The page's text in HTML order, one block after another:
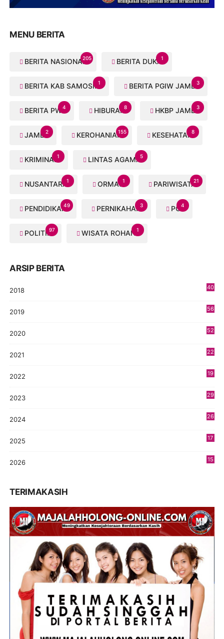
MENU BERITA
BERITA NASIONAL205 BERITA DUKA1
BERITA KAB SAMOSIR1 BERITA PGIW JAMBI3
BERITA PWI4 HIBURAN8 HKBP JAMBI3
JAMBI2 KEROHANIAN155 KESEHATAN8
KRIMINAL1 LINTAS AGAMA5
NUSANTARA1 ORMAS1 PARIWISATA21
PENDIDIKAN49 PERNIKAHAN3 PGI4
POLITIK97 WISATA ROHANI1
ARSIP BERITA
2018
40
2019
56
2020
52
2021
22
2022
19
2023
29
2024
26
2025
17
2026
15
TERIMAKASIH